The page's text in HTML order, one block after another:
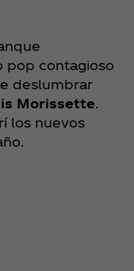
pop contagioso
deslumbrar
Morissette.
los nuevos